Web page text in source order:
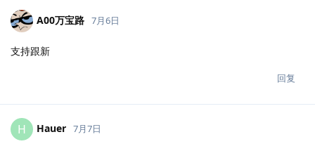
A00万宝路 7月6日
支持跟新
回复
H Hauer 7月7日